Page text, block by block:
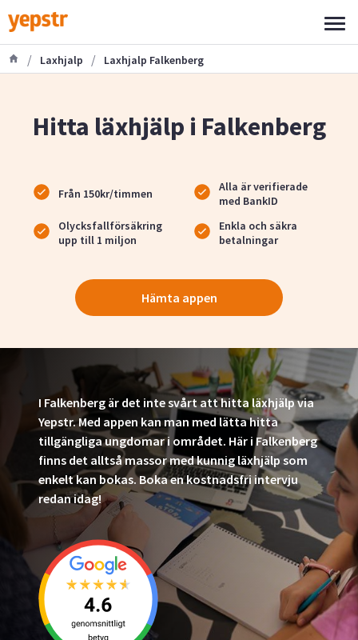
/ Laxhjalp / Laxhjalp Falkenberg
Hitta läxhjälp i Falkenberg
Från 150kr/timmen
Alla är verifierade
med BankID
Olycksfallförsäkring
upp till 1 miljon
Enkla och säkra
betalningar
Hämta appen
I Falkenberg är det inte svårt att hitta läxhjälp via
Yepstr. Med appen kan man med lätta hitta
tillgängliga ungdomar i området. Här i Falkenberg
finns det alltså massor med kunnig läxhjälp som
enkelt kan bokas. Boka en kostnadsfri intervju
redan idag!